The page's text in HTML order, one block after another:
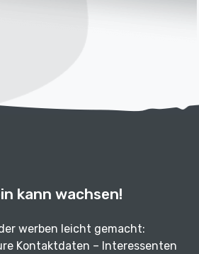
kann wachsen!
werben leicht gemacht:
Kontaktdaten – Interessenten